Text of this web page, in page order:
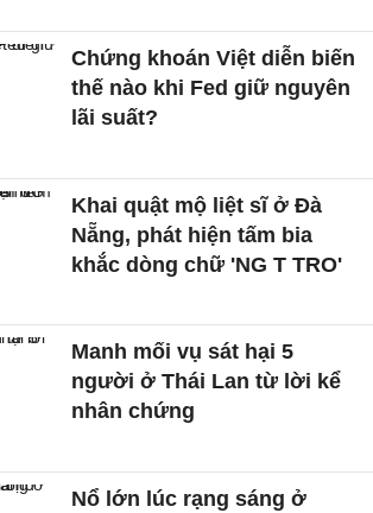
Chứng khoán Việt diễn biến
thế nào khi Fed giữ nguyên
lãi suất?
Khai quật mộ liệt sĩ ở Đà
Nẵng, phát hiện tấm bia
khắc dòng chữ 'NG T TRO'
Manh mối vụ sát hại 5
người ở Thái Lan từ lời kể
nhân chứng
Nổ lớn lúc rạng sáng ở